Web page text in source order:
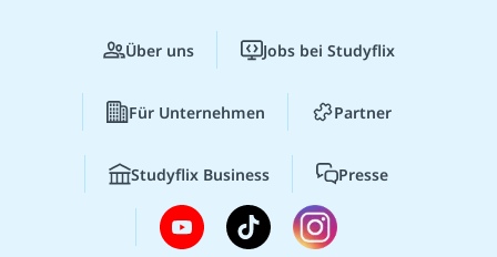
Über uns Jobs bei Studyflix
Für Unternehmen Partner
Studyflix Business Presse